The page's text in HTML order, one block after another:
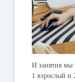
И занятия мы
1 взрослый и